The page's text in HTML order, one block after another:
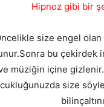
Hipnoz gibi bir
size engel olan
bu çekirdek
müziğin içine
size